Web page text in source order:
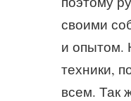
своими
и опытом.
техники,
всем. Так